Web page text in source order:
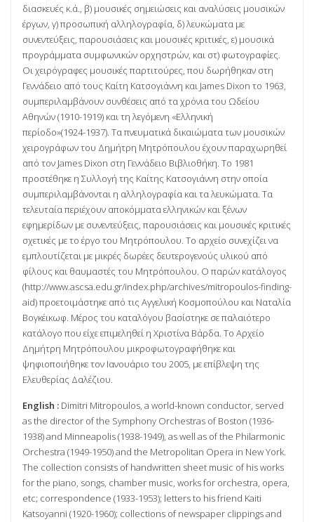
διασκευές κ.ά., β) μουσικές σημειώσεις και αναλύσεις μουσικών
έργων, γ) προσωπική αλληλογραφία, δ) λευκώματα με
συνεντεύξεις, παρουσιάσεις και μουσικές κριτικές, ε) μουσικά
προγράμματα συμφωνικών ορχηστρών, και στ) φωτογραφίες.
Οι χειρόγραφες μουσικές παρτιτούρες, που δωρήθηκαν στη
Γεννάδειο από τους Καίτη Κατσογιάννη και James Dixon το 1963,
συμπεριλαμβάνουν συνθέσεις από τα χρόνια του Ωδείου
Αθηνών (1910-­1919) και τη λεγόμενη «Ελληνική
περίοδο»(1924­-1937). Τα πνευματικά δικαιώματα των μουσικών
χειρογράφων του Δημήτρη Μητρόπουλου έχουν παραχωρηθεί
από τον James Dixon στη Γεννάδειο Βιβλιοθήκη. Το 1981
προστέθηκε η Συλλογή της Καίτης Κατσογιάννη στην οποία
συμπεριλαμβάνονται η αλληλογραφία και τα λευκώματα. Τα
τελευταία περιέχουν αποκόμματα ελληνικών και ξένων
εφημερίδων με συνεντεύξεις, παρουσιάσεις και μουσικές κριτικές
σχετικές με το έργο του Μητρόπουλου. Το αρχείο συνεχίζει να
εμπλουτίζεται με μικρές δωρέες δευτερογενούς υλικού από
φίλους και θαυμαστές του Μητρόπουλου. Ο παρών κατάλογος
(http://www.ascsa.edu.gr/index.php/archives/mitropoulos-finding-
aid) προετοιμάστηκε από τις Αγγελική Κοσμοπούλου και Ναταλία
Βογκέικωφ. Μέρος του καταλόγου βασίστηκε σε παλαιότερο
κατάλογο που είχε επιμεληθεί η Χριστίνα Βάρδα. Το Αρχείο
Δημήτρη Μητρόπουλου μικροφωτογραφήθηκε και
ψηφιοποιήθηκε τον Ιανουάριο του 2005, με επίβλεψη της
Ελευθερίας Δαλέζιου.
English : Dimitri Mitropoulos, a world-known conductor, served
as the director of the Symphony Orchestras of Boston (1936-
1938) and Minneapolis (1938-1949), as well as of the Philarmonic
Orchestra (1949-1950) and the Metropolitan Opera in New York.
The collection consists of handwritten sheet music of his works
for the piano, songs, chamber music, works for orchestra, opera,
etc; correspondence (1933-1953); letters to his friend Kaiti
Katsoyanni (1920-1960); collections of newspaper clippings and